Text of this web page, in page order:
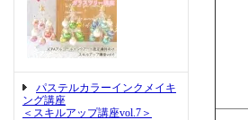
パステルカラーインクメイキ
ング講座
＜スキルアップ講座vol.7＞